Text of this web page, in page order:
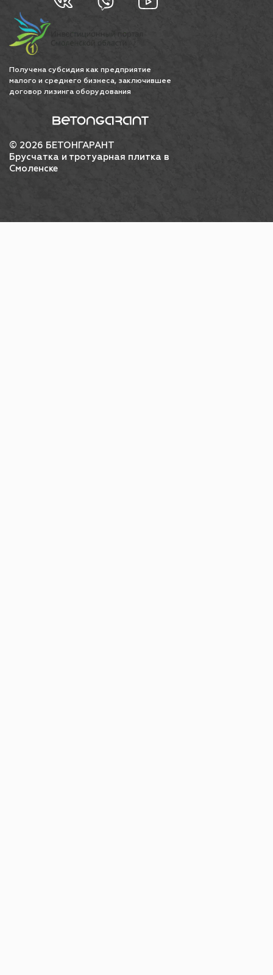
© 2026 БЕТОНГАРАНТ
Брусчатка и тротуарная плитка в
Смоленске
Получена субсидия как предприятие
малого и среднего бизнеса, заключившее
договор лизинга оборудования